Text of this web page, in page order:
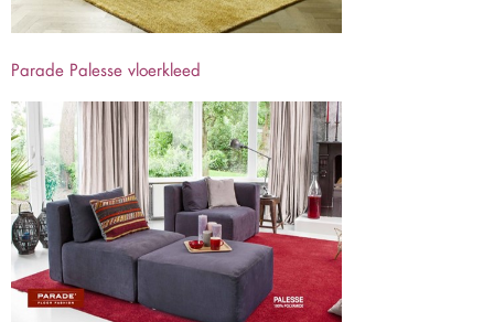
Parade Palesse vloerkleed